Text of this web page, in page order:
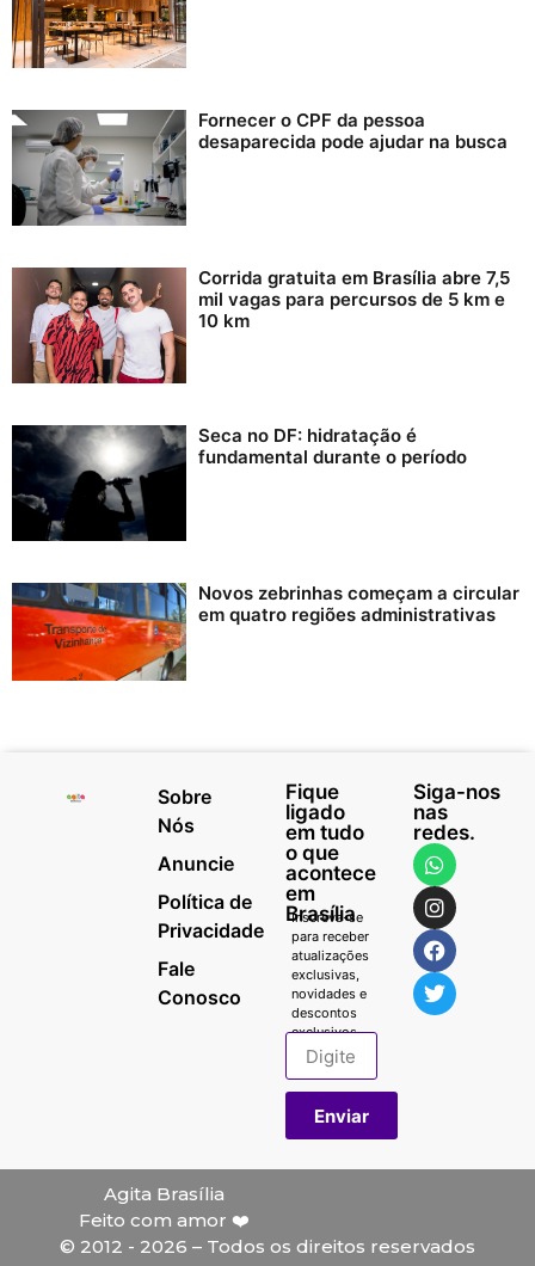
Fornecer o CPF da pessoa
desaparecida pode ajudar na busca
Corrida gratuita em Brasília abre 7,5
mil vagas para percursos de 5 km e
10 km
Seca no DF: hidratação é
fundamental durante o período
Novos zebrinhas começam a circular
em quatro regiões administrativas
Sobre
Nós
Anuncie
Política de
Privacidade
Fale
Conosco
Fique
ligado
em tudo
o que
acontece
em
Brasília
Inscreva-se
para receber
atualizações
exclusivas,
novidades e
descontos
exclusivos.
Enviar
Siga-nos
nas
redes.
Agita Brasília
Feito com amor ❤️
© 2012 - 2026 – Todos os direitos reservados